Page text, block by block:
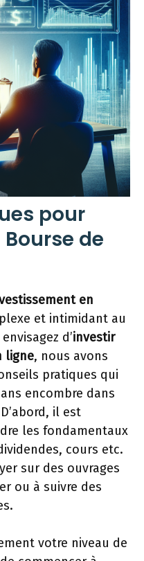
pour
de
en
et intimidant au
d’investir
ligne, nous avons
pratiques qui
encombre dans
il est
les fondamentaux
cours etc.
sur des ouvrages
ou à suivre des
votre niveau de